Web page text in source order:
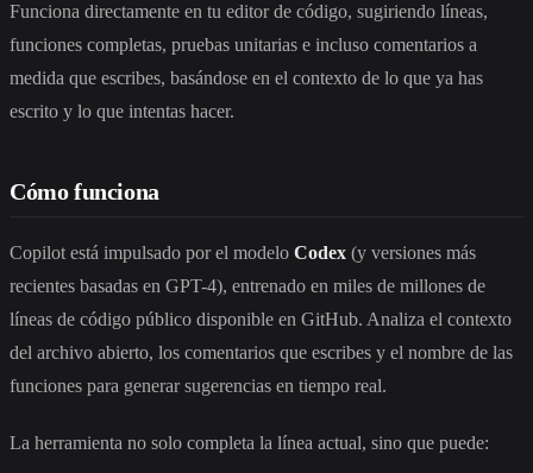
Funciona directamente en tu editor de código, sugiriendo líneas,
funciones completas, pruebas unitarias e incluso comentarios a
medida que escribes, basándose en el contexto de lo que ya has
escrito y lo que intentas hacer.
Cómo funciona
Copilot está impulsado por el modelo Codex (y versiones más
recientes basadas en GPT-4), entrenado en miles de millones de
líneas de código público disponible en GitHub. Analiza el contexto
del archivo abierto, los comentarios que escribes y el nombre de las
funciones para generar sugerencias en tiempo real.
La herramienta no solo completa la línea actual, sino que puede: